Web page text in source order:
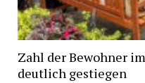
Zahl der Bewohner
deutlich gestiegen